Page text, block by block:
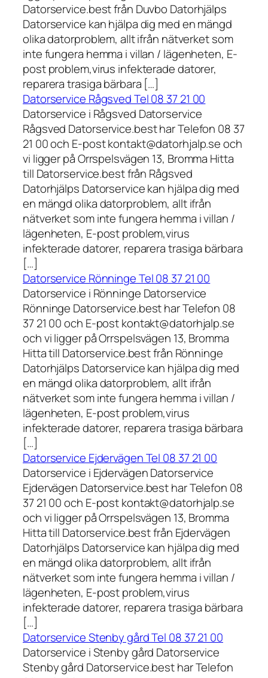
Datorservice.best från Duvbo Datorhjälps
Datorservice kan hjälpa dig med en mängd
olika datorproblem, allt ifrån nätverket som
inte fungera hemma i villan / lägenheten, E-
post problem,virus infekterade datorer,
reparera trasiga bärbara […]
Datorservice Rågsved Tel 08 37 21 00
Datorservice i Rågsved Datorservice
Rågsved Datorservice.best har Telefon 08 37
21 00 och E-post kontakt@datorhjalp.se och
vi ligger på Orrspelsvägen 13, Bromma Hitta
till Datorservice.best från Rågsved
Datorhjälps Datorservice kan hjälpa dig med
en mängd olika datorproblem, allt ifrån
nätverket som inte fungera hemma i villan /
lägenheten, E-post problem,virus
infekterade datorer, reparera trasiga bärbara
[…]
Datorservice Rönninge Tel 08 37 21 00
Datorservice i Rönninge Datorservice
Rönninge Datorservice.best har Telefon 08
37 21 00 och E-post kontakt@datorhjalp.se
och vi ligger på Orrspelsvägen 13, Bromma
Hitta till Datorservice.best från Rönninge
Datorhjälps Datorservice kan hjälpa dig med
en mängd olika datorproblem, allt ifrån
nätverket som inte fungera hemma i villan /
lägenheten, E-post problem,virus
infekterade datorer, reparera trasiga bärbara
[…]
Datorservice Ejdervägen Tel 08 37 21 00
Datorservice i Ejdervägen Datorservice
Ejdervägen Datorservice.best har Telefon 08
37 21 00 och E-post kontakt@datorhjalp.se
och vi ligger på Orrspelsvägen 13, Bromma
Hitta till Datorservice.best från Ejdervägen
Datorhjälps Datorservice kan hjälpa dig med
en mängd olika datorproblem, allt ifrån
nätverket som inte fungera hemma i villan /
lägenheten, E-post problem,virus
infekterade datorer, reparera trasiga bärbara
[…]
Datorservice Stenby gård Tel 08 37 21 00
Datorservice i Stenby gård Datorservice
Stenby gård Datorservice.best har Telefon